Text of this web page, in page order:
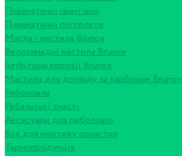
Пневматичні гвинтівки
Пневматичні пістолети
Масла і мастила Brunox
Велосипедні мастила Brunox
Інгібітори корозії Brunox
Мастила для догляду за карбоном Brunox
Риболовля
Рибальські снасті
Аксесуари для риболовлі
Все для монтажу оснастки
Термопродукція